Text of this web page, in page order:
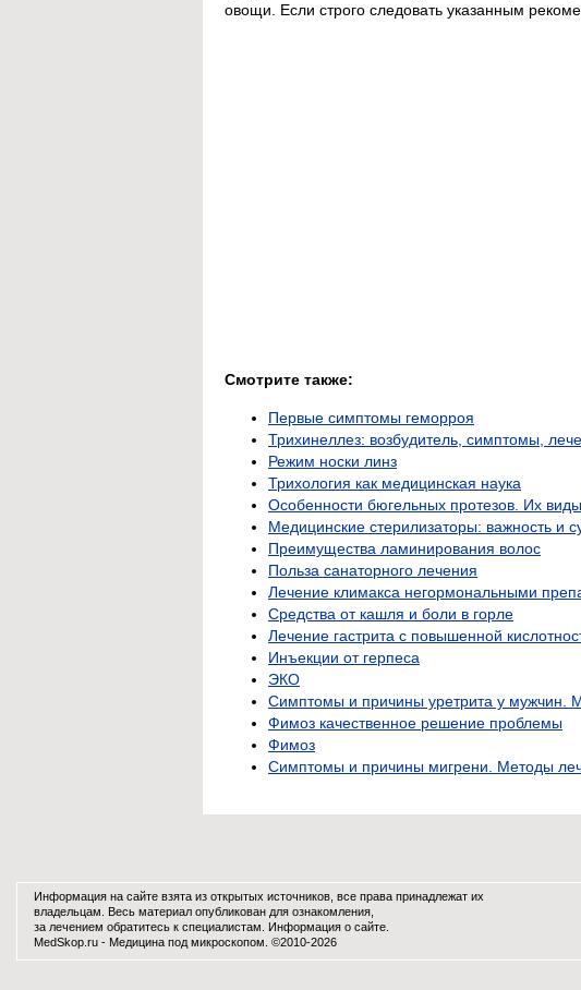
овощи. Если строго следовать указанным
Смотрите также:
Первые симптомы геморроя
Трихинеллез: возбудитель, симптомы,
Режим носки линз
Трихология как медицинская наука
Особенности бюгельных протезов. Их
Медицинские стерилизаторы: важность и
Преимущества ламинирования волос
Польза санаторного лечения
Лечение климакса негормональными
Средства от кашля и боли в горле
Лечение гастрита с повышенной
Инъекции от герпеса
ЭКО
Симптомы и причины уретрита у мужчин.
Фимоз качественное решение проблемы
Фимоз
Симптомы и причины мигрени. Методы
Информация на сайте взята из открытых источников, все права принадлежат их
владельцам. Весь материал опубликован для ознакомления,
за лечением обратитесь к специалистам. Информация о сайте
MedSkop.ru - Медицина под микроскопом. ©2010-2026